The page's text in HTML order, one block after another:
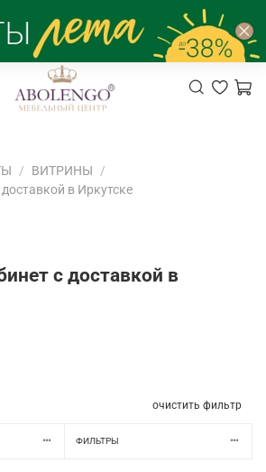
ВИТРИНЫ
в Иркутске
с доставкой в
очистить фильтр
ФИЛЬТРЫ